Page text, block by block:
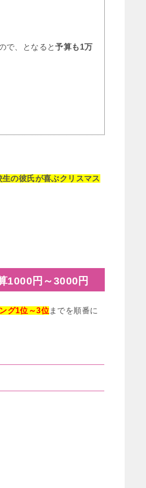
で、となると予算も1万
生の彼氏が喜ぶクリスマス
1000円～3000円
グ1位～3位までを順番に